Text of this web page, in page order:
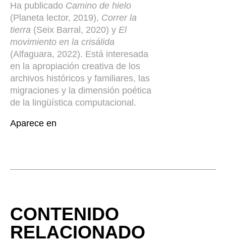
Ha publicado Camino de hielo
(Planeta lector, 2019), Correr la
tierra (Seix Barral, 2020) y El
movimiento en la crisálida
(Alfaguara, 2022). Está interesada
en la apropiación creativa de los
archivos históricos y familiares, las
migraciones y la dimensión poética
de la lingüística computacional.
Aparece en
CONTENIDO
RELACIONADO